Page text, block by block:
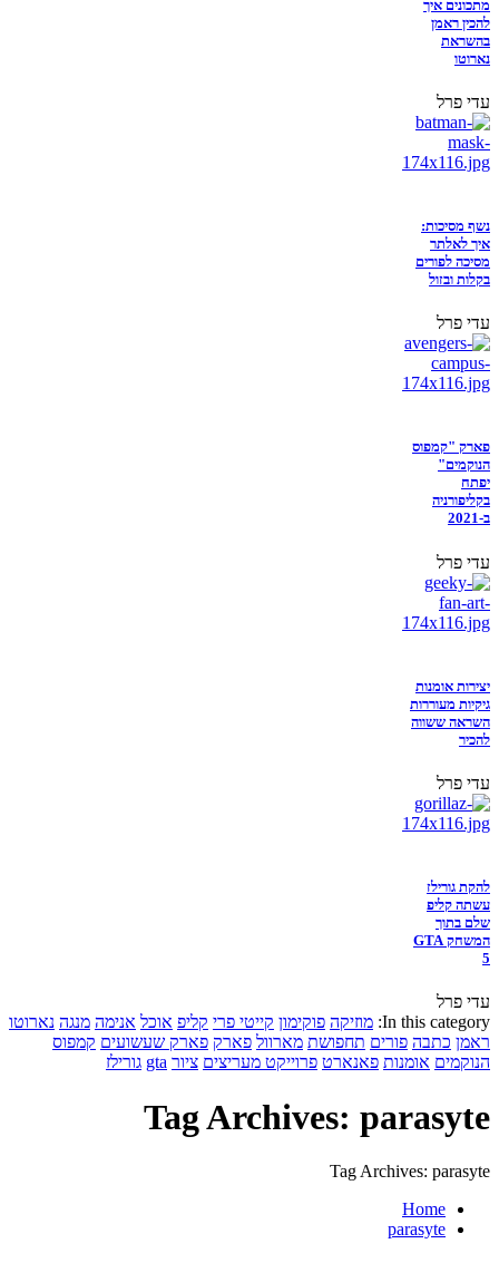
מתכונים איך
להכין ראמן
בהשראת
נארוטו
עדי פרל
נשף מסיכות:
איך לאלתר
מסיכה לפורים
בקלות ובזול
עדי פרל
פארק "קמפוס
הנוקמים"
יפתח
בקליפורניה
ב-2021
עדי פרל
יצירות אומנות
גיקיות מעוררות
השראה ששווה
להכיר
עדי פרל
להקת גורילז
עשתה קליפ
שלם בתוך
המשחק GTA
5
עדי פרל
In this category: מוזיקה פוקימון קייטי פרי קליפ אוכל אנימה מנגה נארוטו
ראמן כתבה פורים תחפושת מארוול פארק פארק שעשועים קמפוס
הנוקמים אומנות פאנארט פרוייקט מעריצים ציור gta גורילז
Tag Archives: parasyte
Tag Archives: parasyte
Home
parasyte